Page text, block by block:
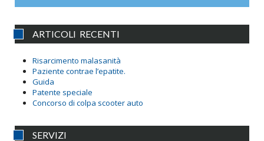
ARTICOLI RECENTI
Risarcimento malasanità
Paziente contrae l’epatite.
Guida
Patente speciale
Concorso di colpa scooter auto
SERVIZI